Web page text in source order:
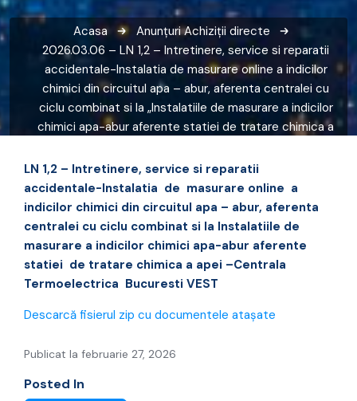
Acasa Anunțuri Achiziții directe
2026.03.06 – LN 1,2 – Intretinere, service si reparatii
accidentale-Instalatia de masurare online a indicilor
chimici din circuitul apa – abur, aferenta centralei cu
ciclu combinat si la „Instalatiile de masurare a indicilor
chimici apa-abur aferente statiei de tratare chimica a
LN 1,2 – Intretinere, service si reparatii
accidentale-Instalatia de masurare online a
indicilor chimici din circuitul apa – abur, aferenta
centralei cu ciclu combinat si la Instalatiile de
masurare a indicilor chimici apa-abur aferente
statiei de tratare chimica a apei –Centrala
Termoelectrica Bucuresti VEST
Descarcă fisierul zip cu documentele atașate
Publicat la februarie 27, 2026
Posted In